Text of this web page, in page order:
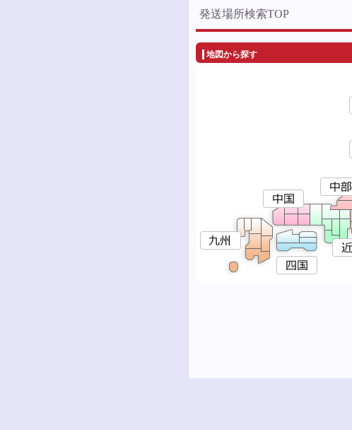
発送場所検索TOP
地図から探す